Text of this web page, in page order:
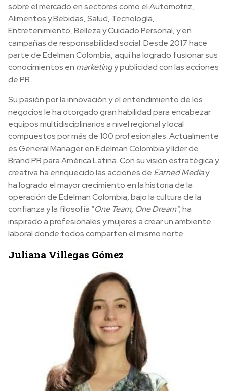
sobre el mercado en sectores como el Automotriz,
Alimentos y Bebidas, Salud, Tecnología,
Entretenimiento, Belleza y Cuidado Personal, y en
campañas de responsabilidad social. Desde 2017 hace
parte de Edelman Colombia, aquí ha logrado fusionar sus
conocimientos en marketingy publicidad con las acciones
de PR.
Su pasión por la innovación y el entendimiento de los
negocios le ha otorgado gran habilidad para encabezar
equipos multidisciplinarios a nivel regional y local
compuestos por más de 100 profesionales. Actualmente
es General Manager en Edelman Colombia y líder de
Brand PR para América Latina. Con su visión estratégica y
creativa ha enriquecido las acciones de Earned Mediay
ha logrado el mayor crecimiento en la historia de la
operación de Edelman Colombia, bajo la cultura de la
confianza y la filosofía “One Team, One Dream”,ha
inspirado a profesionales y mujeres a crear un ambiente
laboral donde todos comparten el mismo norte.
Juliana Villegas Gómez